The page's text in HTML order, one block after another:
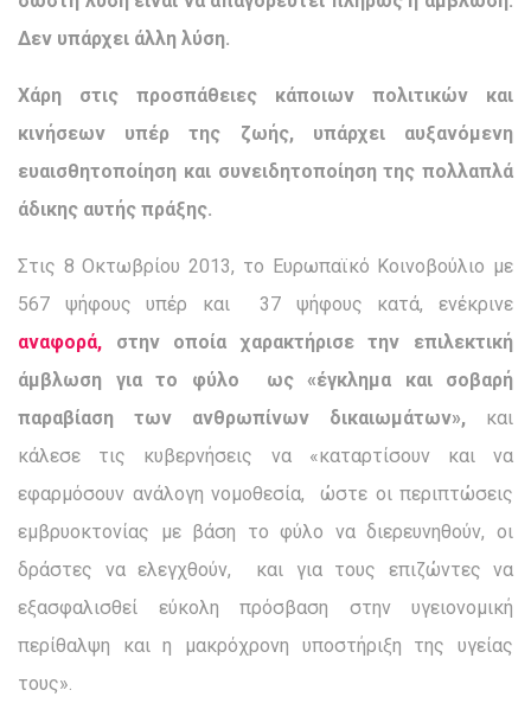
Δεν υπάρχει άλλη λύση.
Χάρη στις προσπάθειες κάποιων πολιτικών και
κινήσεων υπέρ της ζωής, υπάρχει αυξανόμενη
ευαισθητοποίηση και συνειδητοποίηση της πολλαπλά
άδικης αυτής πράξης.
Στις 8 Οκτωβρίου 2013, το Ευρωπαϊκό Κοινοβούλιο με
567 ψήφους υπέρ και 37 ψήφους κατά, ενέκρινε
αναφορά, στην οποία χαρακτήρισε την επιλεκτική
άμβλωση για το φύλο ως «έγκλημα και σοβαρή
παραβίαση των ανθρωπίνων δικαιωμάτων», και
κάλεσε τις κυβερνήσεις να «καταρτίσουν και να
εφαρμόσουν ανάλογη νομοθεσία, ώστε οι περιπτώσεις
εμβρυοκτονίας με βάση το φύλο να διερευνηθούν, οι
δράστες να ελεγχθούν, και για τους επιζώντες να
εξασφαλισθεί εύκολη πρόσβαση στην υγειονομική
περίθαλψη και η μακρόχρονη υποστήριξη της υγείας
τους».